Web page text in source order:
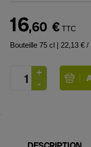
16,60 € TTC
Bouteille 75 cl | 22,13 € /